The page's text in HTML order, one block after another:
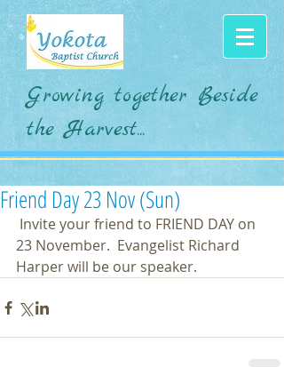
Growing together Beside
the Harvest...
Friend Day 23 Nov (Sun)
23 November.  Evangelist Richard
Harper will be our speaker.